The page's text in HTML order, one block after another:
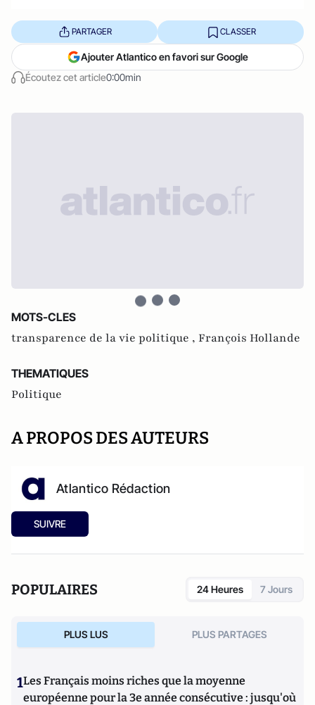
Écoutez cet article0:00min
PARTAGER CLASSER
Ajouter Atlantico en favori sur Google
MOTS-CLES
transparence de la vie politique , François Hollande
THEMATIQUES
Politique
A PROPOS DES AUTEURS
Atlantico Rédaction
SUIVRE
POPULAIRES 24 Heures 7 Jours
PLUS LUS PLUS PARTAGES
1Les Français moins riches que la moyenne
européenne pour la 3e année consécutive : jusqu'où